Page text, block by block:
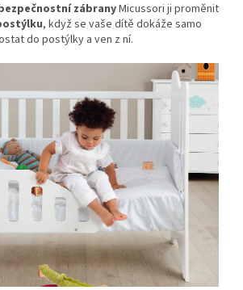
zábranyMicussori ji proměnit
, když se vaše dítě dokáže samo
do postýlky a ven z ní.